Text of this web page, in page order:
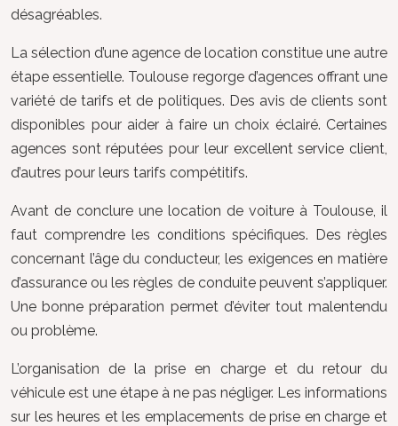
désagréables.
La sélection d’une agence de location constitue une autre
étape essentielle. Toulouse regorge d’agences offrant une
variété de tarifs et de politiques. Des avis de clients sont
disponibles pour aider à faire un choix éclairé. Certaines
agences sont réputées pour leur excellent service client,
d’autres pour leurs tarifs compétitifs.
Avant de conclure une location de voiture à Toulouse, il
faut comprendre les conditions spécifiques. Des règles
concernant l’âge du conducteur, les exigences en matière
d’assurance ou les règles de conduite peuvent s’appliquer.
Une bonne préparation permet d’éviter tout malentendu
ou problème.
L’organisation de la prise en charge et du retour du
véhicule est une étape à ne pas négliger. Les informations
sur les heures et les emplacements de prise en charge et